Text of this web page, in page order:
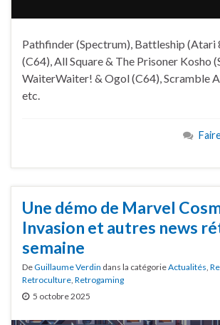
Pathfinder (Spectrum), Battleship
(C64), All Square & The Prisoner Kosho
WaiterWaiter! & Ogol (C64), Scramble
etc.
Une démo de Marvel
Invasion et autres news
semaine
DeGuillaume Verdin dans la catégorieActualités
Retroculture Retrogaming
5 octobre 2025